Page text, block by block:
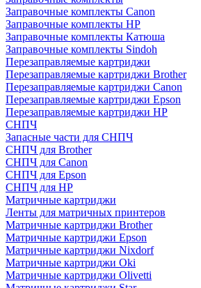
Заправочные комплекты Canon
Заправочные комплекты HP
Заправочные комплекты Катюша
Заправочные комплекты Sindoh
Перезаправляемые картриджи
Перезаправляемые картриджи Brother
Перезаправляемые картриджи Canon
Перезаправляемые картриджи Epson
Перезаправляемые картриджи HP
СНПЧ
Запасные части для СНПЧ
СНПЧ для Brother
СНПЧ для Canon
СНПЧ для Epson
СНПЧ для HP
Матричные картриджи
Ленты для матричных принтеров
Матричные картриджи Brother
Матричные картриджи Epson
Матричные картриджи Nixdorf
Матричные картриджи Oki
Матричные картриджи Olivetti